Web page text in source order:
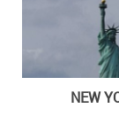
NEW